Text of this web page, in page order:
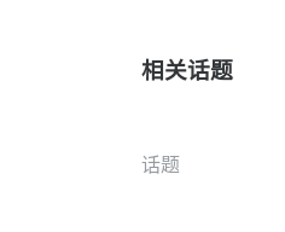
相关话题
话题